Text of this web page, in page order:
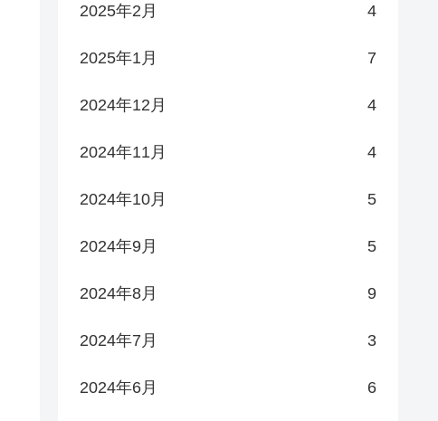
2025年2月 4
2025年1月 7
2024年12月 4
2024年11月 4
2024年10月 5
2024年9月 5
2024年8月 9
2024年7月 3
2024年6月 6